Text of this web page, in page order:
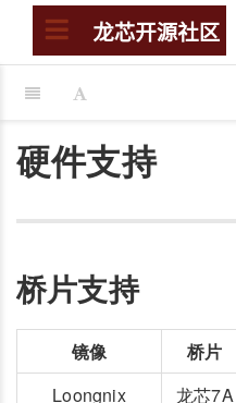
硬件支持
桥片支持
镜像 桥片
Loongnix
龙芯7A